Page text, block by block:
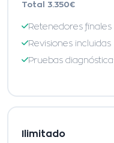
Total 3.350€
Retenedores finales
Revisiones incluidas
Pruebas
Ilimitado